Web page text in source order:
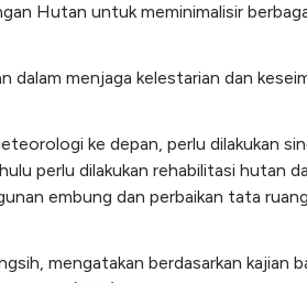
Hutan untuk meminimalisir
dalam menjaga kelestarian dan
ke depan, perlu dilakukan
perlu dilakukan rehabilitasi hutan
embung dan perbaikan tata
mengatakan berdasarkan kajian